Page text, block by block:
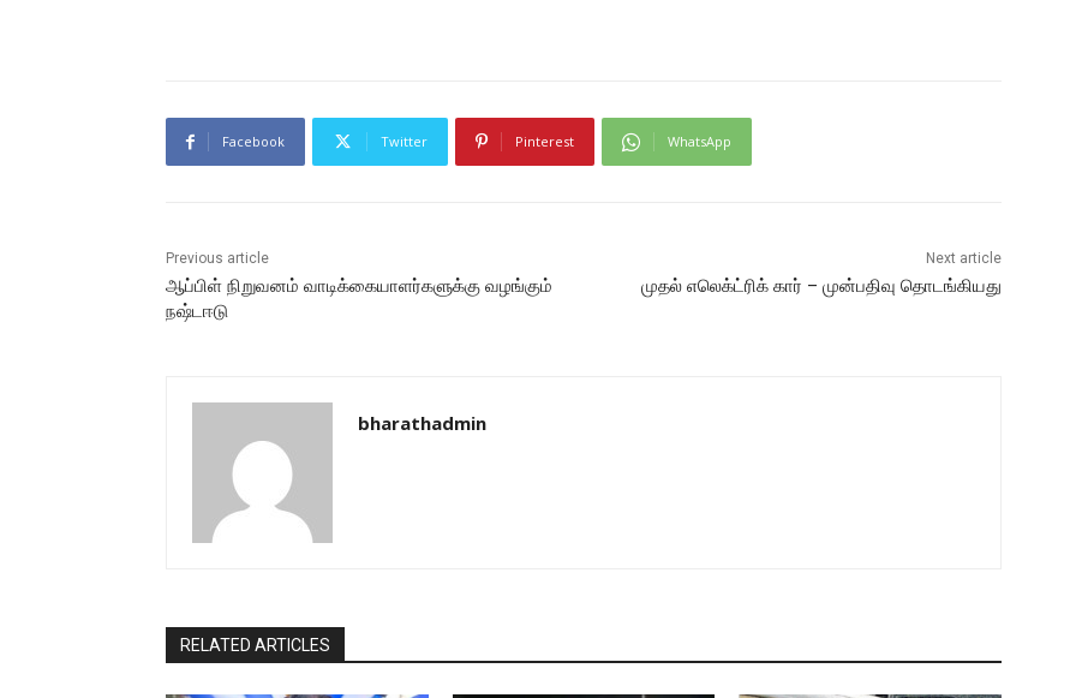
Facebook Twitter Pinterest WhatsApp
Previous article
ஆப்பிள் நிறுவனம் வாடிக்கையாளர்களுக்கு வழங்கும்
நஷ்டஈடு
Next article
முதல் எலெக்ட்ரிக் கார் – முன்பதிவு தொடங்கியது
bharathadmin
RELATED ARTICLES